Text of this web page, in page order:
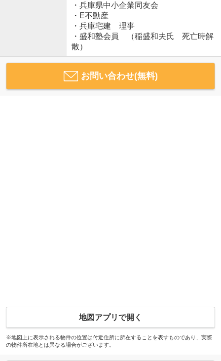
・兵庫県中小企業同友会
・E不動産
・兵庫宅建 理事
・盛和塾会員 （稲盛和夫氏 死亡時解
散）
お問い合わせ(無料)
地図アプリで開く
※地図上に表示される物件の位置は付近住所に所在することを表すものであり、実際
の物件所在地とは異なる場合がございます。